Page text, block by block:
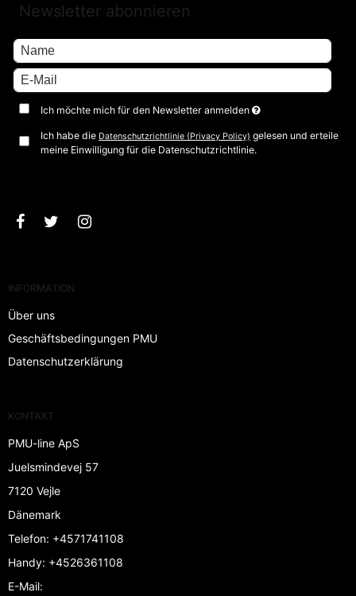
Newsletter abonnieren
Ich möchte mich für den Newsletter anmelden
Ich habe die Datenschutzrichtlinie (Privacy Policy) gelesen und erteile
meine Einwilligung für die Datenschutzrichtlinie.
INFORMATION
Über uns
Geschäftsbedingungen PMU
Datenschutzerklärung
KONTAKT
PMU-line ApS
Juelsmindevej 57
7120 Vejle
Dänemark
Telefon: +4571741108
Handy: +4526361108
E-Mail: